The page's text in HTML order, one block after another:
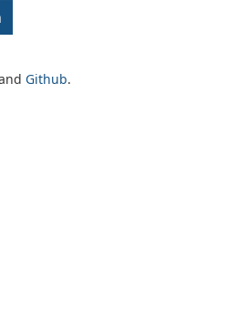
Github.